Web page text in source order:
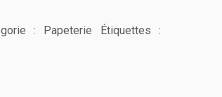
: Papeterie
Étiquettes :